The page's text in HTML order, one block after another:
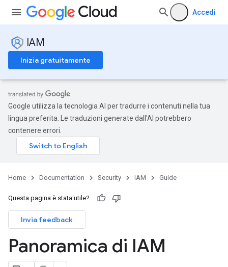
Accedi
IAM
Inizia gratuitamente
Google utilizza la tecnologia AI per tradurre i contenuti nella tua
lingua preferita. Le traduzioni generate dall'AI potrebbero
contenere errori.
Home Documentation Security IAM Guide
Questa pagina è stata utile?
Invia feedback
Panoramica di IAM